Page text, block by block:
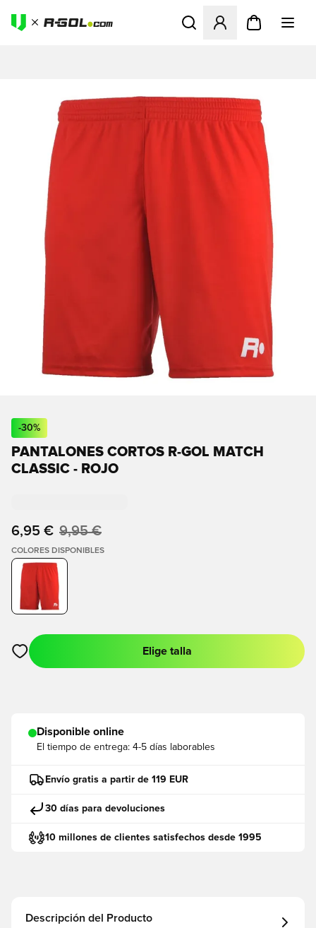
Abre un modal para iniciar
-30%
PANTALONES CORTOS R-GOL MATCH
CLASSIC - ROJO
6,95 € 9,95 €
COLORES DISPONIBLES
Abre un modal para iniciar sesión o registrarse como miembro
Elige talla
Disponible online
El tiempo de entrega: 4-5 días laborables
Envío gratis a partir de 119 EUR
30 días para devoluciones
10 millones de clientes satisfechos desde 1995
Descripción del Producto